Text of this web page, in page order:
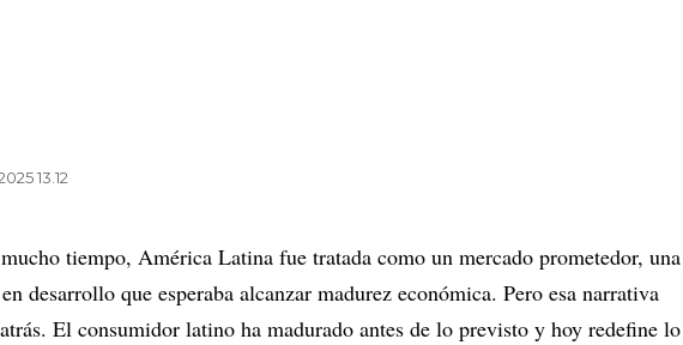
13.12
tiempo, América Latina fue tratada como un mercado prometedor, una
desarrollo que esperaba alcanzar madurez económica. Pero esa narrativa
El consumidor latino ha madurado antes de lo previsto y hoy redefine lo